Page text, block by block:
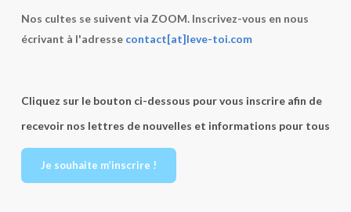
Nos cultes se suivent via ZOOM. Inscrivez-vous en nous
écrivant à l'adresse contact[at]leve-toi.com
Cliquez sur le bouton ci-dessous pour vous inscrire afin de
recevoir nos lettres de nouvelles et informations pour tous
Je souhaite m’inscrire !